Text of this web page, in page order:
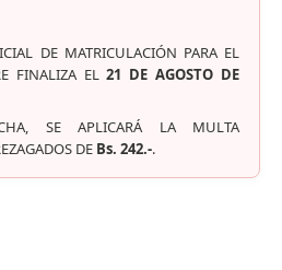
DE MATRICULACIÓN PARA EL
FINALIZA EL21 DE AGOSTO DE
SE APLICARÁ LA MULTA
DE Bs. 242.-.